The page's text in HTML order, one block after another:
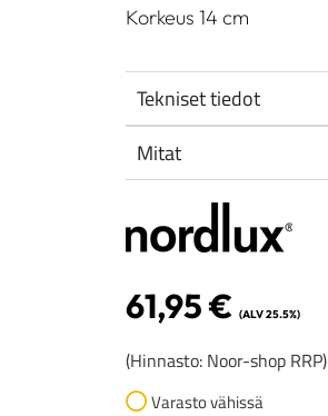
Korkeus 14 cm
Tekniset tiedot
Mitat
61,95€ (ALV 25.5%)
(Hinnasto: Noor-shop RRP)
Varasto vähissä